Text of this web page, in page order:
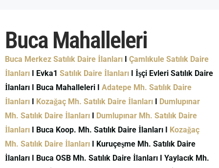
Buca Mahalleleri
Buca Merkez Satılık Daire İlanları I Çamlıkule Satılık Daire
İlanları I Evka1 Satılık Daire İlanları I İşçi Evleri Satılık Daire
İlanları I Buca Mahalleleri I Adatepe Mh. Satılık Daire
İlanları I Kozağaç Mh. Satılık Daire İlanları I Dumlupınar
Mh. Satılık Daire İlanları I Dumlupınar Mh. Satılık Daire
İlanları I Buca Koop. Mh. Satılık Daire İlanları I Kozağaç
Mh. Satılık Daire İlanları I Kuruçeşme Mh. Satılık Daire
İlanları I Buca OSB Mh. Satılık Daire İlanları I Yaylacık Mh.